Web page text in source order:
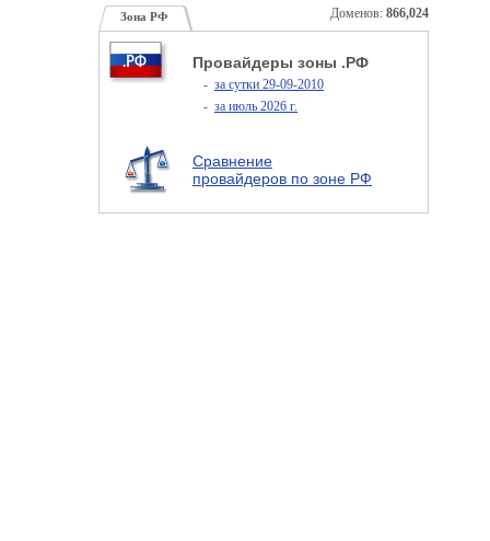
Доменов: 866,024
Зона РФ
Провайдеры зоны .РФ
- за сутки 29-09-2010
- за июль 2026 г.
Сравнение
провайдеров по зоне РФ